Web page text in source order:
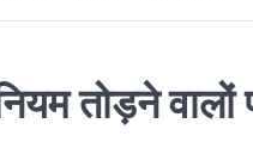
तोड़ने वालों